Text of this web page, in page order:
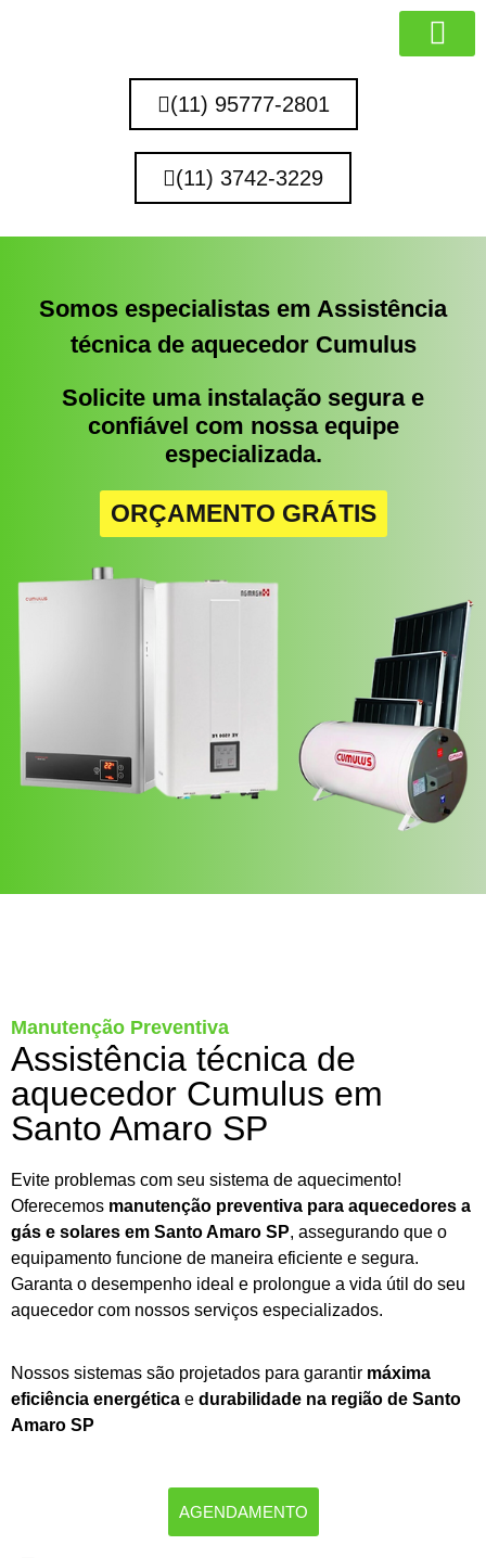
(11) 95777-2801
(11) 3742-3229
Somos especialistas em Assistência
técnica de aquecedor Cumulus
Solicite uma instalação segura e
confiável com nossa equipe
especializada.
ORÇAMENTO GRÁTIS
Manutenção Preventiva
Assistência técnica de
aquecedor Cumulus em
Santo Amaro SP
Evite problemas com seu sistema de aquecimento!
Oferecemos manutenção preventiva para aquecedores a
gás e solares em Santo Amaro SP, assegurando que o
equipamento funcione de maneira eficiente e segura.
Garanta o desempenho ideal e prolongue a vida útil do seu
aquecedor com nossos serviços especializados.
Nossos sistemas são projetados para garantir máxima
eficiência energética e durabilidade na região de Santo
Amaro SP
AGENDAMENTO